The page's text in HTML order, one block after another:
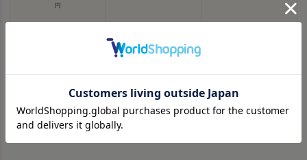
円
ABOUT VDS
バイヤーが本当に良いと思ったものを、